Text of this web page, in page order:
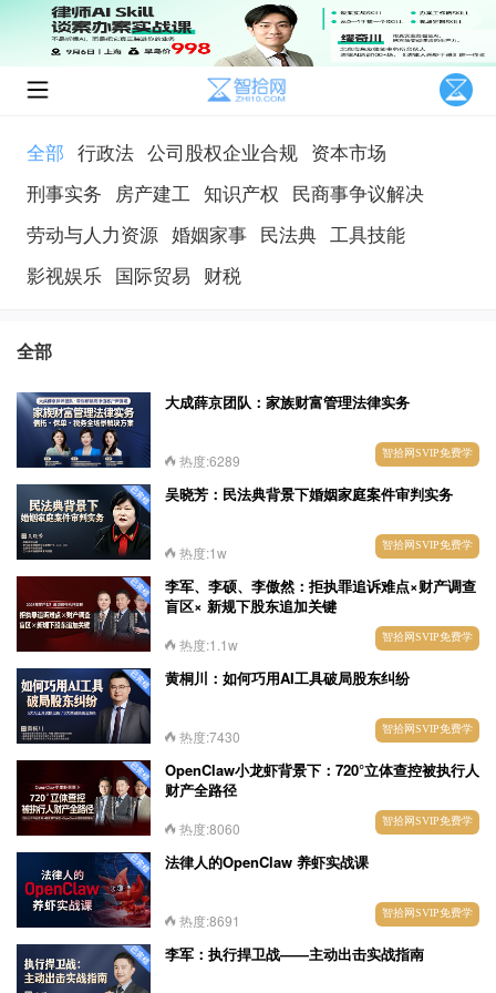
全部 行政法 公司股权企业合规 资本市场
刑事实务 房产建工 知识产权 民商事争议解决
劳动与人力资源 婚姻家事 民法典 工具技能
影视娱乐 国际贸易 财税
全部
大成薛京团队：家族财富管理法律实务
热度:6289 智拾网SVIP免费学
吴晓芳：民法典背景下婚姻家庭案件审判实务
热度:1w 智拾网SVIP免费学
李军、李硕、李傲然：拒执罪追诉难点×财产调查
盲区× 新规下股东追加关键
热度:1.1w 智拾网SVIP免费学
黄桐川：如何巧用AI工具破局股东纠纷
热度:7430 智拾网SVIP免费学
OpenClaw小龙虾背景下：720°立体查控被执行人
财产全路径
热度:8060 智拾网SVIP免费学
法律人的OpenClaw 养虾实战课
热度:8691 智拾网SVIP免费学
李军：执行捍卫战——主动出击实战指南